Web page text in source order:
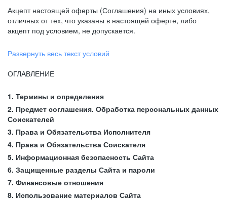
Акцепт настоящей оферты (Соглашения) на иных условиях,
отличных от тех, что указаны в настоящей оферте, либо
акцепт под условием, не допускается.
Развернуть весь текст условий
ОГЛАВЛЕНИЕ
1. Термины и определения
2. Предмет соглашения. Обработка персональных данных
Соискателей
3. Права и Обязательства Исполнителя
4. Права и Обязательства Соискателя
5. Информационная безопасность Сайта
6. Защищенные разделы Сайта и пароли
7. Финансовые отношения
8. Использование материалов Сайта